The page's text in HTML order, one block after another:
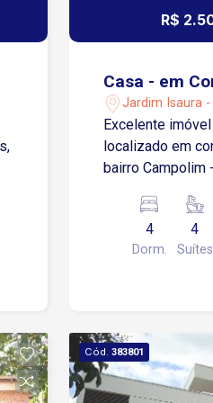
R$
Casa - em
Jardim Isaura
Excelente
localizado em
bairro Campolim
Sala de estar
Copa Despensa
pela garagem
4
Dorm.
4
Suítes
Cód. 383801